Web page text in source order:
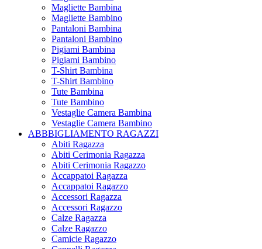
Magliette Bambina
Magliette Bambino
Pantaloni Bambina
Pantaloni Bambino
Pigiami Bambina
Pigiami Bambino
T-Shirt Bambina
T-Shirt Bambino
Tute Bambina
Tute Bambino
Vestaglie Camera Bambina
Vestaglie Camera Bambino
ABBBIGLIAMENTO RAGAZZI
Abiti Ragazza
Abiti Cerimonia Ragazza
Abiti Cerimonia Ragazzo
Accappatoi Ragazza
Accappatoi Ragazzo
Accessori Ragazza
Accessori Ragazzo
Calze Ragazza
Calze Ragazzo
Camicie Ragazzo